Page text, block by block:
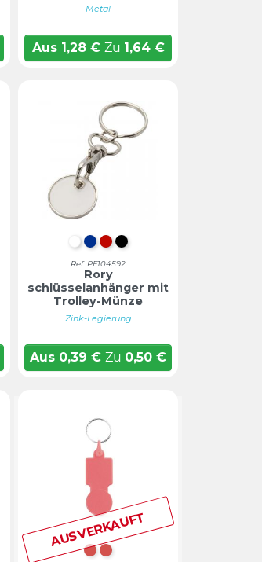
Metal
Aus1,28 € Zu 1,64 €
WEIß
BLAU
ROTTIEFSCHWARZ
Ref: PF104592
Rory
schlüsselanhänger mit
Trolley-Münze
Zink-Legierung
Aus 0,39€ Zu 0,50€
AUSVERKAUFT
RotROT